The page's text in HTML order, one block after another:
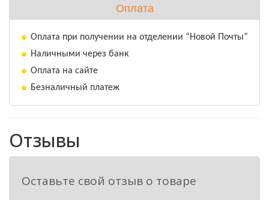
Оплата
Оплата при получении на отделении “Новой Почты”
Наличными через банк
Оплата на сайте
Безналичный платеж
Отзывы
Оставьте свой отзыв о товаре